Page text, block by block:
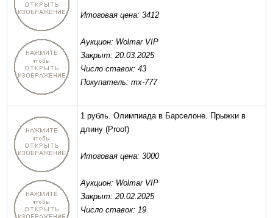
Итоговая цена: 3412
Аукцион: Wolmar VIP
Закрыт: 20.03.2025
Число ставок: 43
Покупатель: mx-777
1 рубль. Олимпиада в Барселоне. Прыжки в
длину (Proof)
Итоговая цена: 3000
Аукцион: Wolmar VIP
Закрыт: 20.02.2025
Число ставок: 19